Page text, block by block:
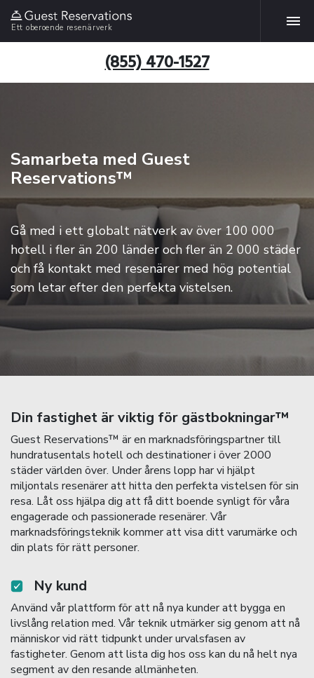
Ett oberoende resenärverk
(855) 470-1527
Samarbeta med Guest
Reservations™
Gå med i ett globalt nätverk av över 100 000
hotell i fler än 200 länder och fler än 2 000 städer
och få kontakt med resenärer med hög potential
som letar efter den perfekta vistelsen.
Din fastighet är viktig för gästbokningar™
Guest Reservations™ är en marknadsföringspartner till
hundratusentals hotell och destinationer i över 2000
städer världen över. Under årens lopp har vi hjälpt
miljontals resenärer att hitta den perfekta vistelsen för sin
resa. Låt oss hjälpa dig att få ditt boende synligt för våra
engagerade och passionerade resenärer. Vår
marknadsföringsteknik kommer att visa ditt varumärke och
din plats för rätt personer.
Ny kund
Använd vår plattform för att nå nya kunder att bygga en
livslång relation med. Vår teknik utmärker sig genom att nå
människor vid rätt tidpunkt under urvalsfasen av
fastigheter. Genom att lista dig hos oss kan du nå helt nya
segment av den resande allmänheten.